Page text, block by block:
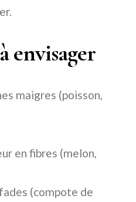
envisager
maigres (poisson,
en fibres (melon,
(compote de